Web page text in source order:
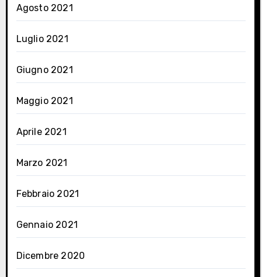
Agosto 2021
Luglio 2021
Giugno 2021
Maggio 2021
Aprile 2021
Marzo 2021
Febbraio 2021
Gennaio 2021
Dicembre 2020